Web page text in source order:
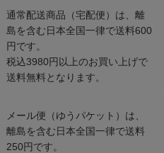
通常配送商品（宅配便）は、離
島を含む日本全国一律で送料600
円です。
税込3980円以上のお買い上げで
送料無料となります。
メール便（ゆうパケット）は、
離島を含む日本全国一律で送料
250円です。